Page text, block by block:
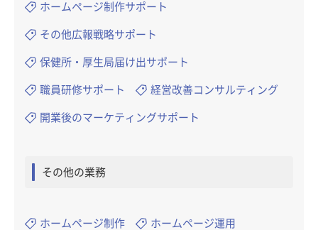
ホームページ制作サポート
その他広報戦略サポート
保健所・厚生局届け出サポート
職員研修サポート 経営改善コンサルティング
開業後のマーケティングサポート
その他の業務
ホームページ制作 ホームページ運用